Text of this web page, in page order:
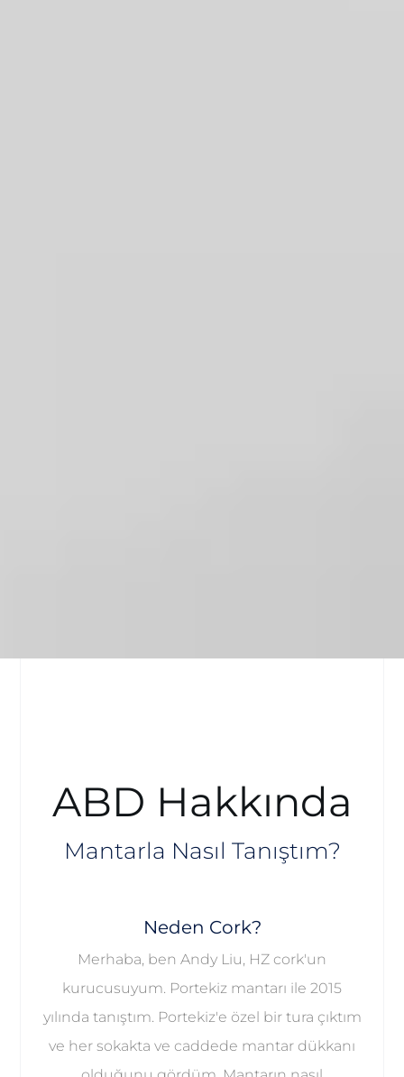
ABD Hakkında
Mantarla Nasıl Tanıştım?
Neden Cork?
Merhaba, ben Andy Liu, HZ cork'un
kurucusuyum. Portekiz mantarı ile 2015
yılında tanıştım. Portekiz'e özel bir tura çıktım
ve her sokakta ve caddede mantar dükkanı